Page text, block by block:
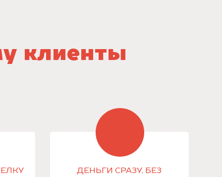
клиенты
ДЕНЬГИ СРАЗУ, БЕЗ